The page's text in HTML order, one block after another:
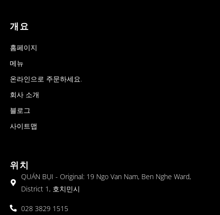
개요
홈페이지
메뉴
온라인으로 주문하세요.
회사 소개
블로그
사이트맵
위치
QUÁN BỤI - Original: 19 Ngo Van Nam, Ben Nghe Ward,
District 1, 호치민시
028 3829 1515